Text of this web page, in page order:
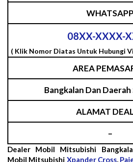
WHATSAPP
08XX-XXXX-
( Klik Nomor Diatas Untuk Hubungi
AREA
Bangkalan Dan
ALAMAT
–
Dealer Mobil Mitsubishi
Mobil Mitsubishi Xpander Cross,